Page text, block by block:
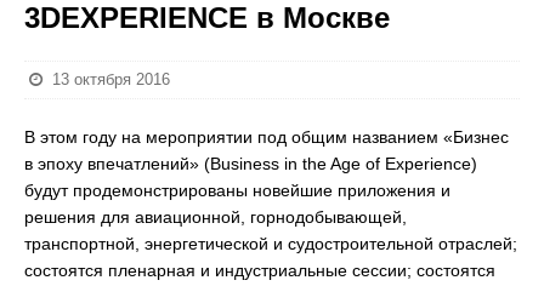
3DEXPERIENCE в Москве
13 октября 2016
В этом году на мероприятии под общим названием «Бизнес
в эпоху впечатлений» (Business in the Age of Experience)
будут продемонстрированы новейшие приложения и
решения для авиационной, горнодобывающей,
транспортной, энергетической и судостроительной отраслей;
состоятся пленарная и индустриальные сессии; состоятся